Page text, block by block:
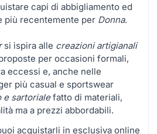
capi di abbigliamento ed
più recentemente per Donna.
si ispira alle creazioni artigianali
per occasioni formali,
eccessi e, anche nelle
più casual e sportswear
e sartorialefatto di materiali,
ma a prezzi abbordabili.
acquistarli in esclusiva online